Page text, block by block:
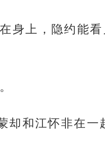
身上，隐约能看
和江怀非在一